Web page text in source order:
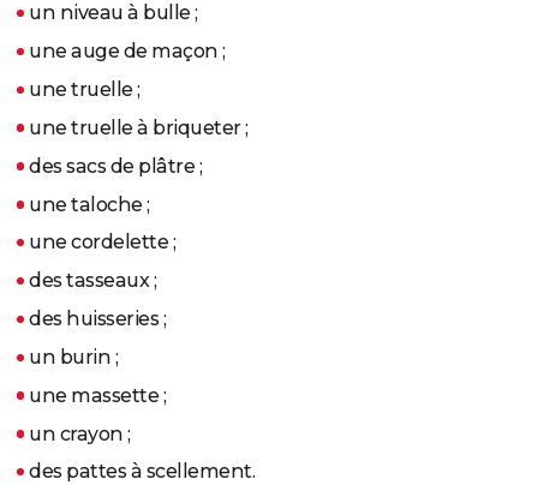
Alimentation
Guide de la santé
Maladies
Médicaments
Sommeil
GUIDES D'ACHAT
BONS PLANS
CARTE DE VOEUX
DICTIONNAIRE
Dictionnaire
Biographies
Citations
Expressions
Proverbes
PROGRAMME TV
COPAINS D'AVANT
FORUM
un niveau à bulle ;
une auge de maçon ;
une truelle ;
une truelle à briqueter ;
des sacs de plâtre ;
une taloche ;
une cordelette ;
des tasseaux ;
des huisseries ;
un burin ;
une massette ;
un crayon ;
des pattes à scellement.